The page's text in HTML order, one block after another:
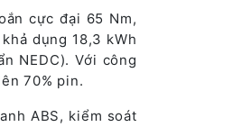
cực đại 65 Nm,
dụng 18,3 kWh
NEDC). Với công
70% pin.
ABS, kiểm soát